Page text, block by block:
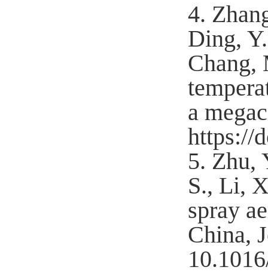
4.
Ding,
Chang,
a
https://
5. Zhu,
S., Li,
spray
China,